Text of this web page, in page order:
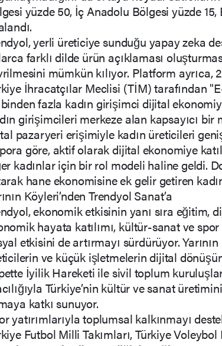
yüzde 50, İç Anadolu Bölgesi yüzde
yerli üreticiye sunduğu yapay zeka
farklı dilde ürün açıklaması
mümkün kılıyor. Platform ayrıca,
İhracatçılar Meclisi (TİM) tarafından
fazla kadın girişimci dijital
girişimcileri merkeze alan kapsayıcı bir
pazaryeri erişimiyle kadın üreticileri
göre, aktif olarak dijital ekonomiye
kadınlar için bir rol modeli haline geldi.
hane ekonomisine ek gelir getiren
Köyleri’nden Trendyol Sanat’a
ekonomik etkisinin yanı sıra eğitim,
hayata katılımı, kültür-sanat ve
etkisini de artırmayı sürdürüyor.
ve küçük işletmelerin dijital
İyilik Hareketi ile sivil toplum
Türkiye’nin kültür ve sanat
katkı sunuyor.
yatırımlarıyla toplumsal kalkınmayı
Futbol Milli Takımları, Türkiye